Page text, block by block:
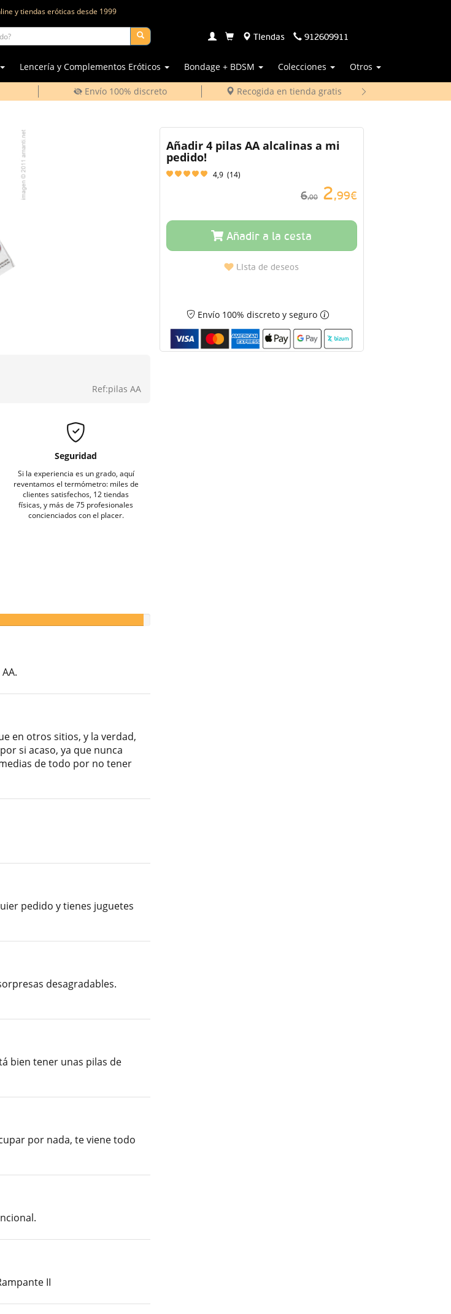
y tiendas eróticas desde 1999
Tiendas 912609911
Lencería y Complementos Eróticos Bondage + BDSM Colecciones Otros
Envío 100% discreto
Recogida en tienda gratis
Ref:pilas AA
Seguridad
Si la experiencia es un grado, aquí
reventamos el termómetro: miles de
clientes satisfechos, 12 tiendas
físicas, y más de 75 profesionales
concienciados con el placer.
en otros sitios, y la verdad,
si acaso, ya que nunca
de todo por no tener
pedido y tienes juguetes
desagradables.
bien tener unas pilas de
por nada, te viene todo
II
Añadir 4 pilas AA alcalinas a mi
pedido!
4,9(14)
6,00 2,99€
Añadir a la cesta
Lista de deseos
Envío 100% discreto y seguro